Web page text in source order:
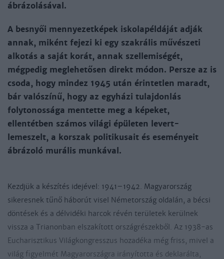
ábrázolásával.
A besnyői mennyezetképek iskolapéldáját adják
annak, miként fejezi ki egy szakrális művészeti
alkotás a saját korát, annak szellemiségét,
mégpedig meglehetősen direkt mó­don. Persze az is
csoda, hogy mindez 1945 után érintetlen maradt,
bár valószínű, hogy az egyházi tulajdonlás
folytonossága mentette meg a képeket,
ellentétben számos világi épületen levert-
lemeszelt, a korszak politikusait és eseményeit
ábrázoló murális munkával.
Kezdjük a készítés idejével: 1941–1942. Magyarország
sikeresnek tűnő háborút visel Németország oldalán, a bécsi
döntések és a délvidéki harcok révén területek kerülnek
vissza a Trianonban elszakított országrészekből. Az 1938-as
Eucharisztikus Világkongresszus hozadéka még friss, mivel a
világ figyelmét Magyarországra irányította és deklarálta,